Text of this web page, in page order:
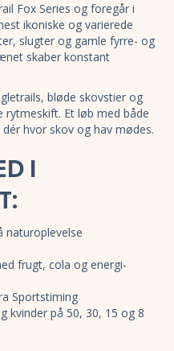
Fox Series og foregår i
ikoniske og varierede
slugter og gamle fyrre- og
skaber konstant
bløde skovstier og
rytmeskift. Et løb med både
hvor skov og hav mødes.
I
naturoplevelse
frugt, cola og energi-
Sportstiming
på 50, 30, 15 og 8